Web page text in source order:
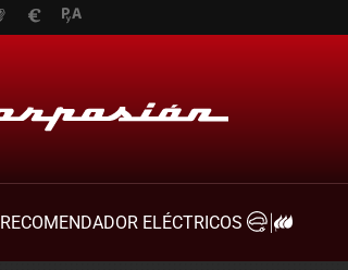
RECOMENDADOR ELÉCTRICOS